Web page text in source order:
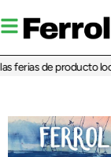
ferias de producto local